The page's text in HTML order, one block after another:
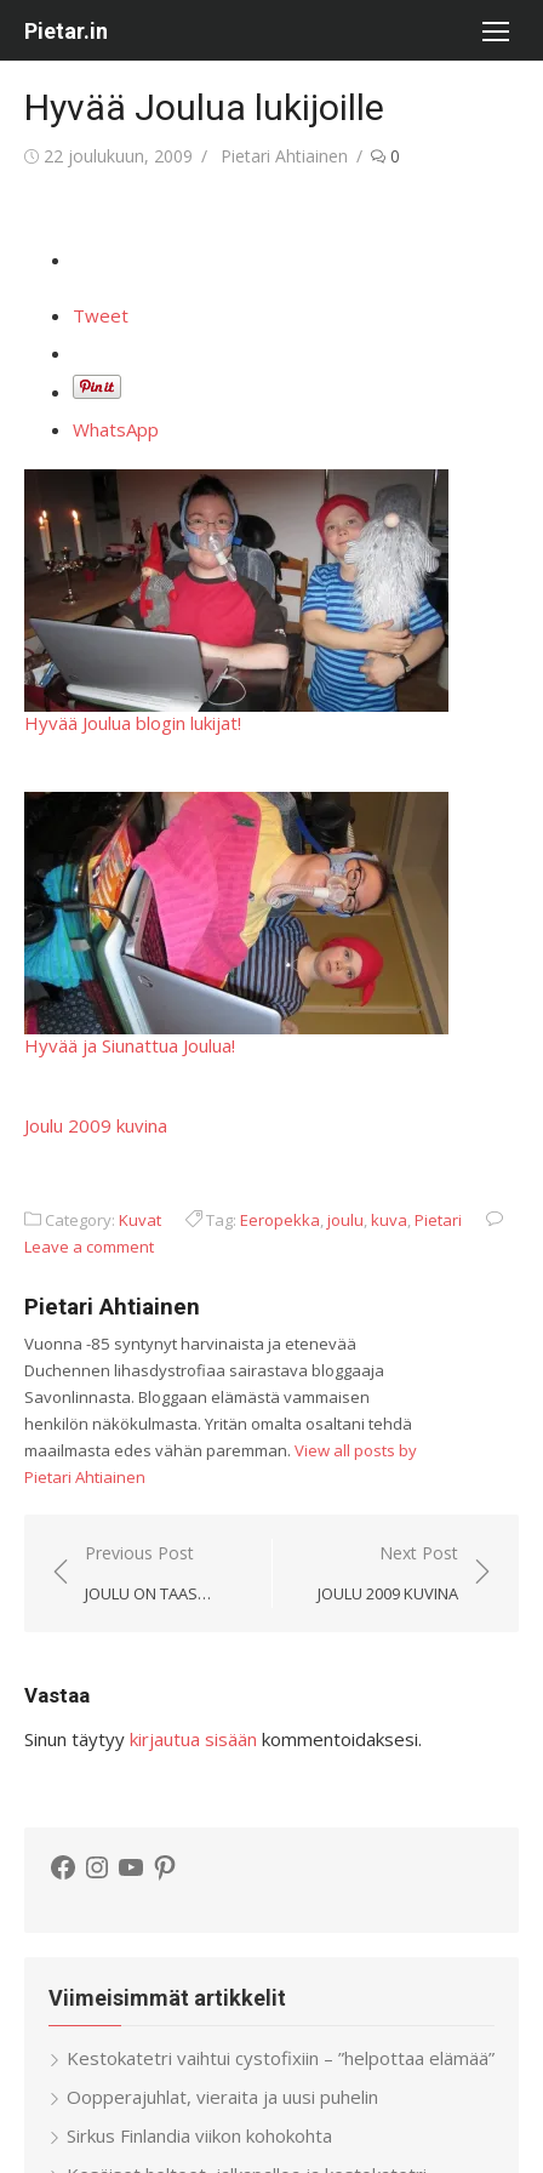
Pietar.in
Hyvää Joulua lukijoille
Posted
22 joulukuun, 2009 Author
Pietari Ahtiainen 0
Tweet
WhatsApp
Hyvää Joulua blogin lukijat!
Hyvää ja Siunattua Joulua!
Joulu 2009 kuvina
Category: Kuvat Tag: Eeropekka,joulu,kuva,Pietari
Leave a comment
Pietari Ahtiainen
Vuonna -85 syntynyt harvinaista ja etenevää
Duchennen lihasdystrofiaa sairastava bloggaaja
Savonlinnasta. Bloggaan elämästä vammaisen
henkilön näkökulmasta. Yritän omalta osaltani tehdä
maailmasta edes vähän paremman. View all posts by
Pietari Ahtiainen
Artikkelien
selaus
Previous Post
JOULU ON TAAS…
Next Post
JOULU 2009 KUVINA
Vastaa
Sinun täytyy kirjautua sisään kommentoidaksesi.
Facebook
Instagram
YouTubePinterest
Viimeisimmät artikkelit
Kestokatetri vaihtui cystofixiin – ”helpottaa elämää”
Oopperajuhlat, vieraita ja uusi puhelin
Sirkus Finlandia viikon kohokohta